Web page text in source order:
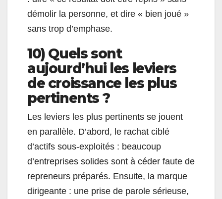
démolir la personne, et dire « bien joué »
sans trop d’emphase.
10) Quels sont
aujourd’hui les leviers
de croissance les plus
pertinents ?
Les leviers les plus pertinents se jouent
en parallèle. D’abord, le rachat ciblé
d’actifs sous-exploités : beaucoup
d’entreprises solides sont à céder faute de
repreneurs préparés. Ensuite, la marque
dirigeante : une prise de parole sérieuse,